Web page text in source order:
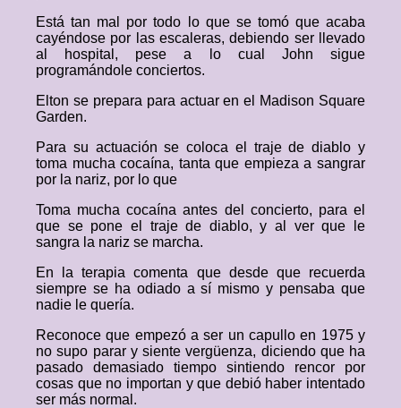
Está tan mal por todo lo que se tomó que acaba
cayéndose por las escaleras, debiendo ser llevado
al hospital, pese a lo cual John sigue
programándole conciertos.
Elton se prepara para actuar en el Madison Square
Garden.
Para su actuación se coloca el traje de diablo y
toma mucha cocaína, tanta que empieza a sangrar
por la nariz, por lo que
Toma mucha cocaína antes del concierto, para el
que se pone el traje de diablo, y al ver que le
sangra la nariz se marcha.
En la terapia comenta que desde que recuerda
siempre se ha odiado a sí mismo y pensaba que
nadie le quería.
Reconoce que empezó a ser un capullo en 1975 y
no supo parar y siente vergüenza, diciendo que ha
pasado demasiado tiempo sintiendo rencor por
cosas que no importan y que debió haber intentado
ser más normal.